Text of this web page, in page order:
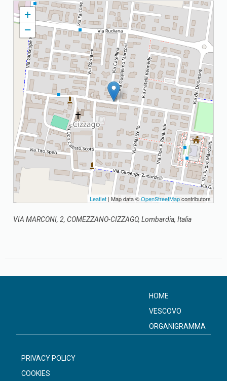
CIZZAGO PARROCCHIA SACRO CUORE DI GESU' E S. GIORGIO
+
−
Leaflet | Map data ©OpenStreetMapcontributors
VIA MARCONI, 2, COMEZZANO-CIZZAGO, Lombardia, Italia
HOME
VESCOVO
ORGANIGRAMMA
PRIVACY POLICY
COOKIES